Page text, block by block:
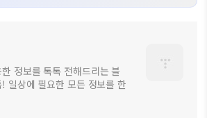
정보를 톡톡 전해드리는 블
일상에 필요한 모든 정보를 한